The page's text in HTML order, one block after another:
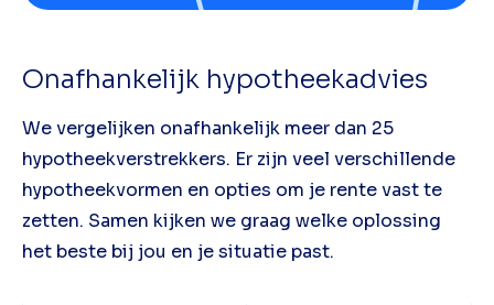
Onafhankelijk hypotheekadvies
We vergelijken onafhankelijk meer dan 25
hypotheekverstrekkers. Er zijn veel verschillende
hypotheekvormen en opties om je rente vast te
zetten. Samen kijken we graag welke oplossing
het beste bij jou en je situatie past.